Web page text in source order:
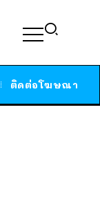
ติดต่อโฆษณา